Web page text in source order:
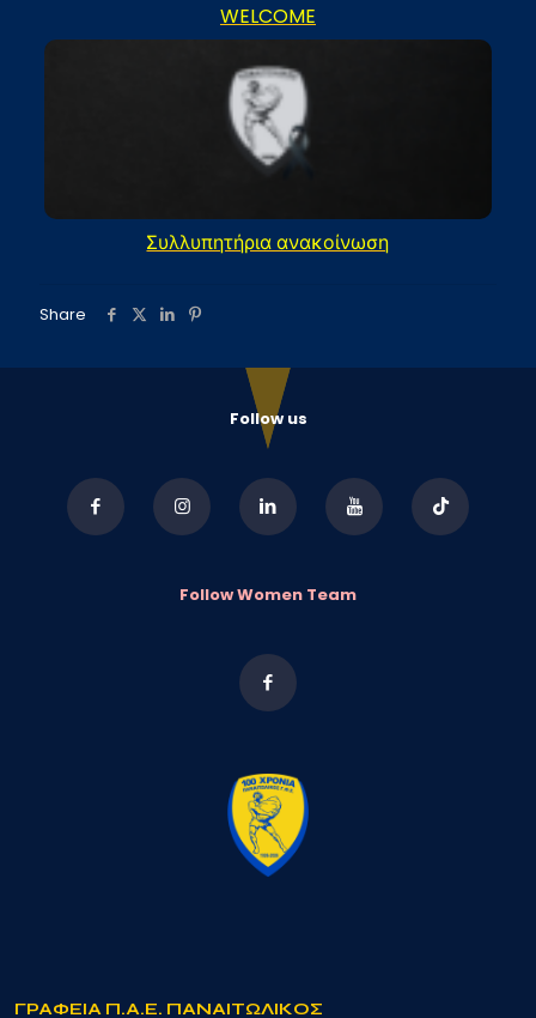
WELCOME
Συλλυπητήρια ανακοίνωση
Share
Follow us
Follow Women Team
ΓΡΑΦΕΙΑ Π.Α.Ε. ΠΑΝΑΙΤΩΛΙΚΟΣ